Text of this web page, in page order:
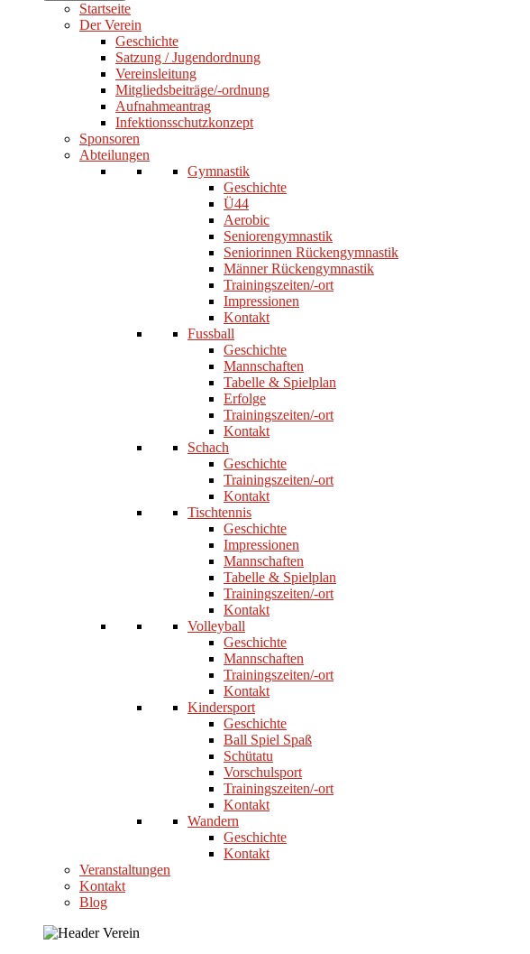
Startseite
Der Verein
Geschichte
Satzung / Jugendordnung
Vereinsleitung
Mitgliedsbeiträge/-ordnung
Aufnahmeantrag
Infektionsschutzkonzept
Sponsoren
Abteilungen
Gymnastik
Geschichte
Ü44
Aerobic
Seniorengymnastik
Seniorinnen Rückengymnastik
Männer Rückengymnastik
Trainingszeiten/-ort
Impressionen
Kontakt
Fussball
Geschichte
Mannschaften
Tabelle & Spielplan
Erfolge
Trainingszeiten/-ort
Kontakt
Schach
Geschichte
Trainingszeiten/-ort
Kontakt
Tischtennis
Geschichte
Impressionen
Mannschaften
Tabelle & Spielplan
Trainingszeiten/-ort
Kontakt
Volleyball
Geschichte
Mannschaften
Trainingszeiten/-ort
Kontakt
Kindersport
Geschichte
Ball Spiel Spaß
Schütatu
Vorschulsport
Trainingszeiten/-ort
Kontakt
Wandern
Geschichte
Kontakt
Veranstaltungen
Kontakt
Blog